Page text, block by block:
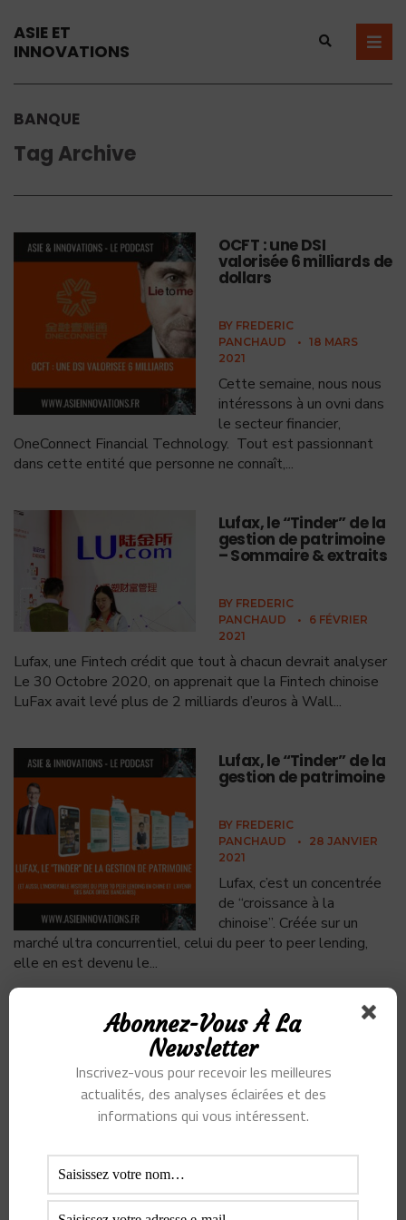
ASIE ET
INNOVATIONS
BANQUE
Tag Archive
OCFT : une DSI
valorisée 6 milliards de
dollars
BY FREDERIC
PANCHAUD
• 18 MARS
2021
Cette semaine, nous nous
intéressons à un ovni dans
le secteur financier,
OneConnect Financial Technology. Tout est passionnant
dans cette entité que personne ne connaît,...
Lufax, le “Tinder” de la
gestion de patrimoine
– Sommaire & extraits
BY FREDERIC
PANCHAUD
•
6 FÉVRIER
2021
Lufax, une Fintech crédit que tout à chacun devrait analyser
Le 30 Octobre 2020, on apprenait que la Fintech chinoise
LuFax avait levé plus de 2 milliards d’euros à Wall...
Lufax, le “Tinder” de la
gestion de patrimoine
BY FREDERIC
PANCHAUD
•
28 JANVIER
2021
Lufax, c’est un concentrée
de “croissance à la
chinoise”. Créée sur un
marché ultra concurrentiel, celui du peer to peer lending,
elle en est devenu le...
Podcast
Abonnez-Vous À La
Newsletter
Inscrivez-vous pour recevoir les meilleures
actualités, des analyses éclairées et des
informations qui vous intéressent.